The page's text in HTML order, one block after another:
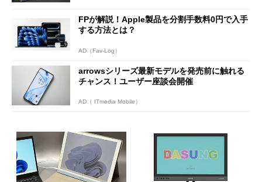
FPが解説！Apple製品を分割手数料0円で入手
する方法とは？
AD（Fav-Log）
arrowsシリーズ最新モデルを発売前に触れる
チャンス！ユーザー座談会開催
AD（ ITmedia Mobile）